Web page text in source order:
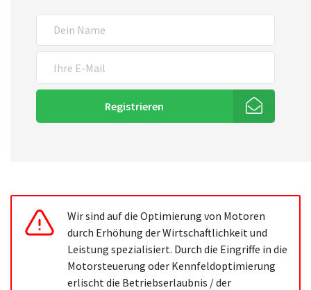
Registrieren
Wir sind auf die Optimierung von Motoren
durch Erhöhung der Wirtschaftlichkeit und
Leistung spezialisiert. Durch die Eingriffe in die
Motorsteuerung oder Kennfeldoptimierung
erlischt die Betriebserlaubnis / der